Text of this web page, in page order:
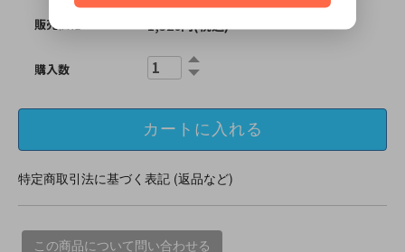
販売価格 1,320円(税込)
購入数
特定商取引法に基づく表記 (返品など)
この商品について問い合わせる